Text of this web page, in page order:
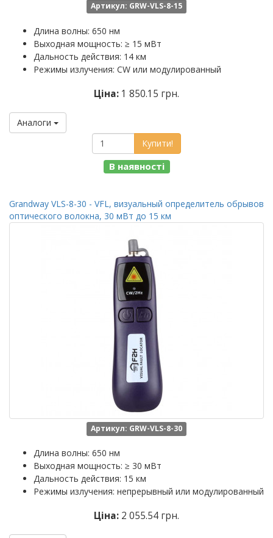
Артикул: GRW-VLS-8-15
Длина волны: 650 нм
Выходная мощность: ≥ 15 мВт
Дальность действия: 14 км
Режимы излучения: CW или модулированный
Ціна: 1 850.15 грн.
Аналоги
Купити!
В наявності
Grandway VLS-8-30 - VFL, визуальный определитель обрывов
оптического волокна, 30 мВт до 15 км
Артикул: GRW-VLS-8-30
Длина волны: 650 нм
Выходная мощность: ≥ 30 мВт
Дальность действия: 15 км
Режимы излучения: непрерывный или модулированный
Ціна: 2 055.54 грн.